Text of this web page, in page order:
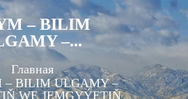
– BILIM
–...
Главная
– BILIM ULGAMY –
WE JEMGYÝETIŇ